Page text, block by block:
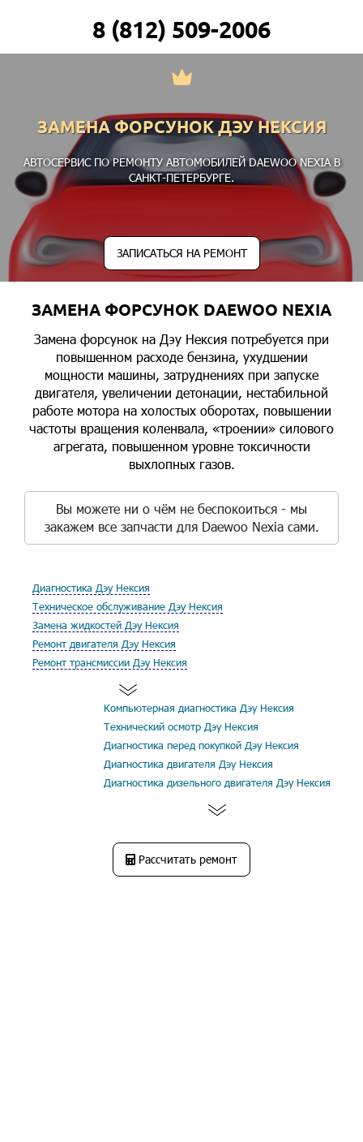
8 (812) 509-2006
ЗАМЕНА ФОРСУНОК ДЭУ НЕКСИЯ
АВТОСЕРВИС ПО РЕМОНТУ АВТОМОБИЛЕЙ DAEWOO NEXIA В
САНКТ-ПЕТЕРБУРГЕ.
ЗАПИСАТЬСЯ НА РЕМОНТ
ЗАМЕНА ФОРСУНОК DAEWOO NEXIA
Замена форсунок на Дэу Нексия потребуется при
повышенном расходе бензина, ухудшении
мощности машины, затруднениях при запуске
двигателя, увеличении детонации, нестабильной
работе мотора на холостых оборотах, повышении
частоты вращения коленвала, «троении» силового
агрегата, повышенном уровне токсичности
выхлопных газов.
Вы можете ни о чём не беспокоиться - мы
закажем все запчасти для Daewoo Nexia сами.
Диагностика Дэу Нексия
Техническое обслуживание Дэу Нексия
Замена жидкостей Дэу Нексия
Ремонт двигателя Дэу Нексия
Ремонт трансмиссии Дэу Нексия
Компьютерная диагностика Дэу Нексия
Технический осмотр Дэу Нексия
Диагностика перед покупкой Дэу Нексия
Диагностика двигателя Дэу Нексия
Диагностика дизельного двигателя Дэу Нексия
Рассчитать ремонт